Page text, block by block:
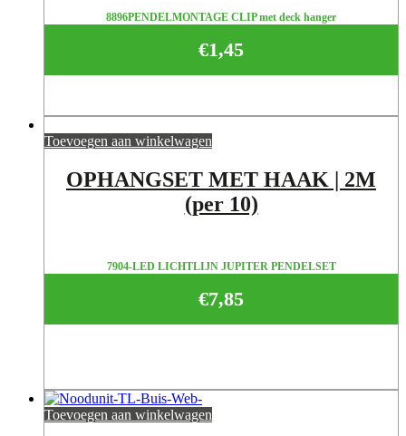
8896PENDELMONTAGE CLIP met deck hanger
€1,45
Toevoegen aan winkelwagen
OPHANGSET MET HAAK | 2M
(per 10)
7904-LED LICHTLIJN JUPITER PENDELSET
€7,85
Toevoegen aan winkelwagen